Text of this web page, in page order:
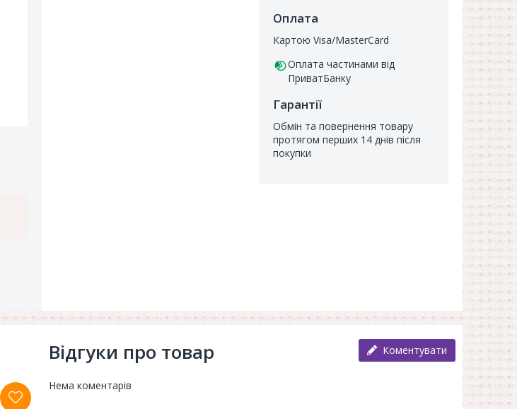
Оплата
Картою Visa/MasterCard
Оплата частинами від
ПриватБанку
Гарантії
Обмін та повернення товару
протягом перших 14 днів після
покупки
Відгуки про товар Коментувати
Нема коментарів